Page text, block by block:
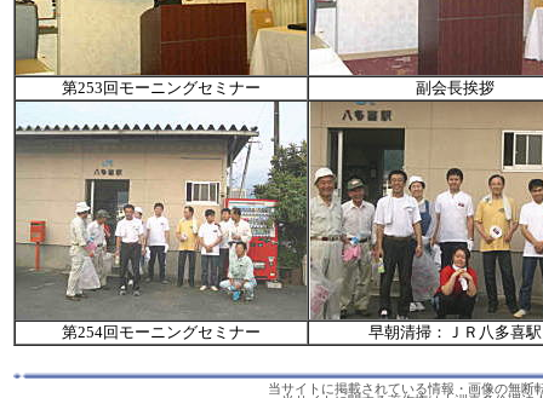
第253回モーニングセミナー 副会長挨拶
第254回モーニングセミナー 早朝清掃：ＪＲ八多喜駅
当サイトに掲載されている情報・画像の無断